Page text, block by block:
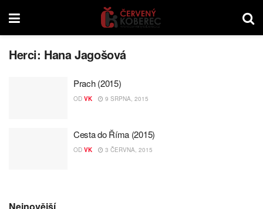
Herci: Hana Jagošová
Prach (2015)
OD VK 9 SRPNA, 2015
Cesta do Říma (2015)
OD VK 3 ČERVNA, 2015